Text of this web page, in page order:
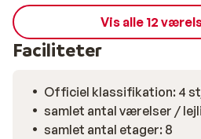
hotellet på grund af unge
der.
Vis alle 12
Faciliteter
Officiel klassifikation: 4
samlet antal værelser /
samlet antal etager: 8